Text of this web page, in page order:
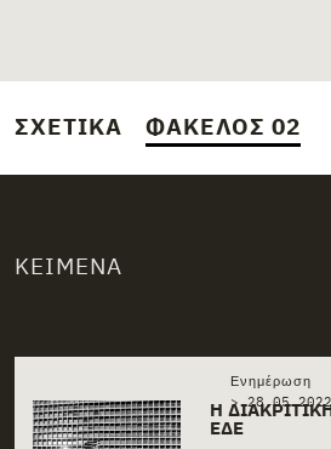
ΣΧΕΤΙΚΆ ΦΆΚΕΛΟΣ 02
ΚΕΊΜΕΝΑ
Related storiesΕνημέρωση
> 28.05.2022
Η
ΕΔΕ